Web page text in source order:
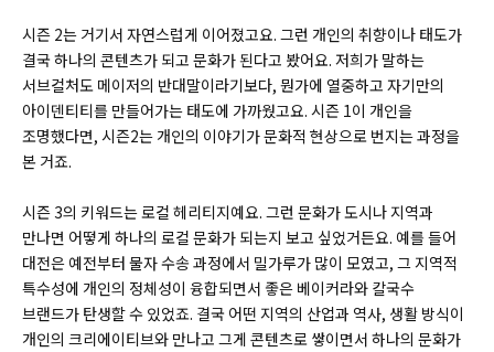
시즌 2는 거기서 자연스럽게 이어졌고요. 그런 개인의 취향이나 태도가
결국 하나의 콘텐츠가 되고 문화가 된다고 봤어요. 저희가 말하는
서브컬처도 메이저의 반대말이라기보다, 뭔가에 열중하고 자기만의
아이덴티티를 만들어가는 태도에 가까웠고요. 시즌 1이 개인을
조명했다면, 시즌2는 개인의 이야기가 문화적 현상으로 번지는 과정을
본 거죠.
시즌 3의 키워드는 로컬 헤리티지예요. 그런 문화가 도시나 지역과
만나면 어떻게 하나의 로컬 문화가 되는지 보고 싶었거든요. 예를 들어
대전은 예전부터 물자 수송 과정에서 밀가루가 많이 모였고, 그 지역적
특수성에 개인의 정체성이 융합되면서 좋은 베이커라와 칼국수
브랜드가 탄생할 수 있었죠. 결국 어떤 지역의 산업과 역사, 생활 방식이
개인의 크리에이티브와 만나고 그게 콘텐츠로 쌓이면서 하나의 문화가